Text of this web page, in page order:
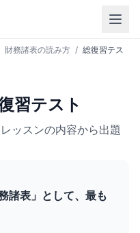
財務諸表の読み方 / 総復習テス
習テスト
ッスンの内容から出題
諸表」として、最も